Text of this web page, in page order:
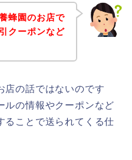
蜂園のお店で
クーポンなど
店の話ではないのです
ルの情報やクーポンなど
ることで送られてくる仕